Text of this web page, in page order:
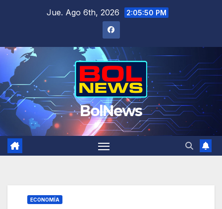
Jue. Ago 6th, 2026 2:05:51 PM
BolNews
ECONOMÍA